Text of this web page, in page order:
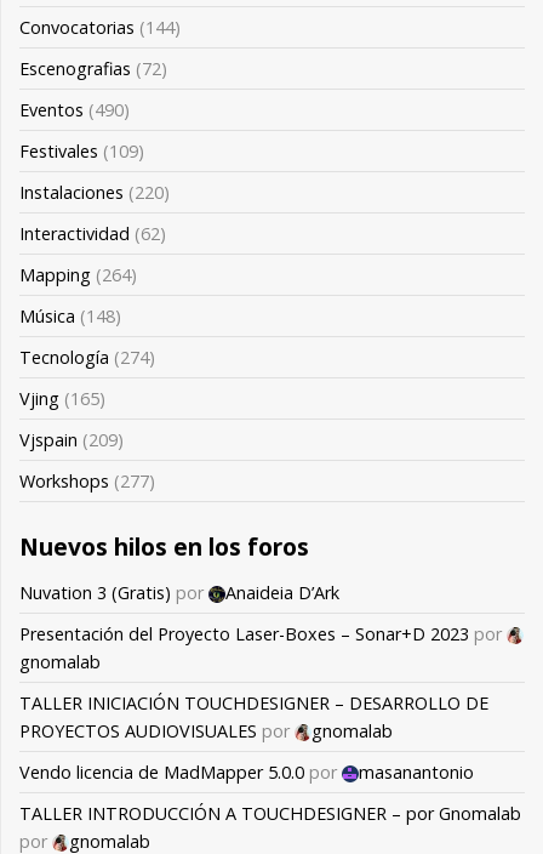
Convocatorias (144)
Escenografias (72)
Eventos (490)
Festivales (109)
Instalaciones (220)
Interactividad (62)
Mapping (264)
Música (148)
Tecnología (274)
Vjing (165)
Vjspain (209)
Workshops (277)
Nuevos hilos en los foros
Nuvation 3 (Gratis) por
Anaideia D’Ark
Presentación del Proyecto Laser-Boxes – Sonar+D 2023 por
gnomalab
TALLER INICIACIÓN TOUCHDESIGNER – DESARROLLO DE
PROYECTOS AUDIOVISUALES por
gnomalab
Vendo licencia de MadMapper 5.0.0 por
masanantonio
TALLER INTRODUCCIÓN A TOUCHDESIGNER – por Gnomalab
por
gnomalab